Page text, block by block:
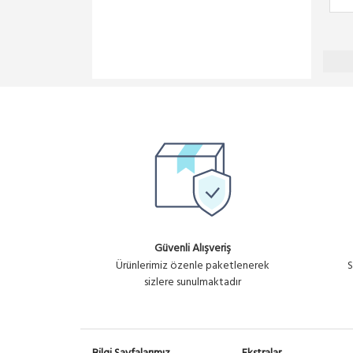
Güvenli Alışveriş
Ürünlerimiz özenle paketlenerek
sizlere sunulmaktadır